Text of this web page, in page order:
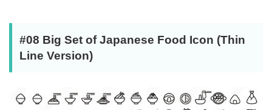
#08 Big Set of Japanese Food Icon (Thin
Line Version)